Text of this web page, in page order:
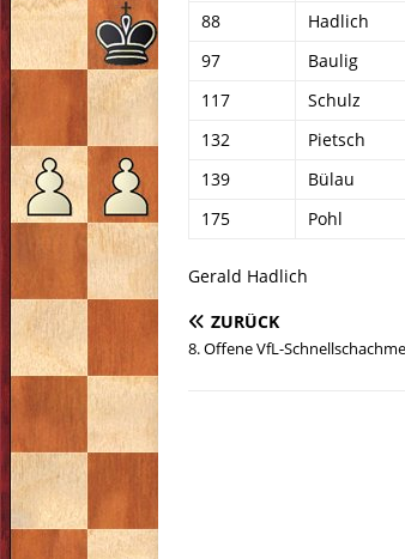
88
Hadlich
97
Baulig
117
Schulz
132
Pietsch
139
Bülau
175
Pohl
Gerald Hadlich
ZURÜCK
8. Offene VfL-